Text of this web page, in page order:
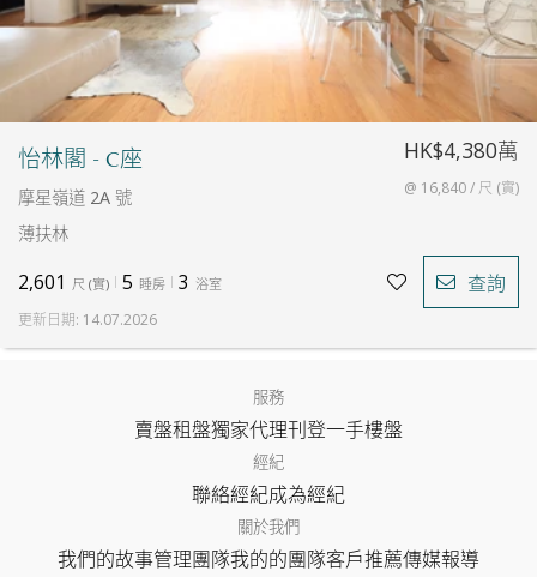
怡林閣 - C座
摩星嶺道 2A 號
薄扶林
HK$4,380萬
@ 16,840 / 尺 (實)
2,601 尺 (實) 5 睡房 3 浴室 查詢
更新日期: 14.07.2026
服務
賣盤租盤獨家代理刊登一手樓盤
經紀
聯絡經紀成為經紀
關於我們
我們的故事管理團隊我的的團隊客戶推薦傳媒報導